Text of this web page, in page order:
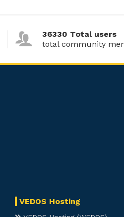
36330 Total users
total community
VEDOS Hosting